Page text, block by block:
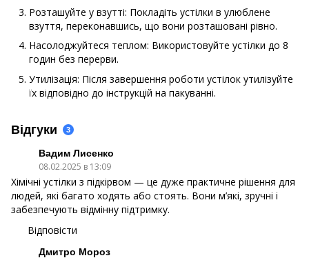
Розташуйте у взутті: Покладіть устілки в улюблене
взуття, переконавшись, що вони розташовані рівно.
Насолоджуйтеся теплом: Використовуйте устілки до 8
годин без перерви.
Утилізація: Після завершення роботи устілок утилізуйте
їх відповідно до інструкцій на пакуванні.
Відгуки 3
Вадим Лисенко
08.02.2025 в 13:09
Хімічні устілки з підкірвом — це дуже практичне рішення для
людей, які багато ходять або стоять. Вони м’які, зручні і
забезпечують відмінну підтримку.
Відповісти
Дмитро Мороз